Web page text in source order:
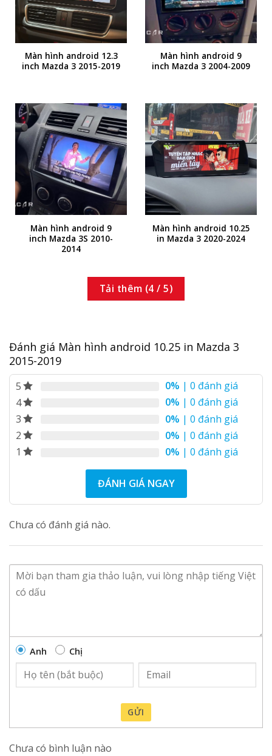
Màn hình android 12.3
inch Mazda 3 2015-2019
Màn hình android 9
inch Mazda 3 2004-2009
Màn hình android 9
inch Mazda 3S 2010-
2014
Màn hình android 10.25
in Mazda 3 2020-2024
Tải thêm (4 / 5)
Đánh giá Màn hình android 10.25 in Mazda 3
2015-2019
5 0% | 0 đánh giá
4
0% | 0 đánh giá
3
0% | 0 đánh giá
2
0% | 0 đánh giá
1
0% | 0 đánh giá
ĐÁNH GIÁ NGAY
Chưa có đánh giá nào.
Anh Chị
GỬI
Chưa có bình luận nào